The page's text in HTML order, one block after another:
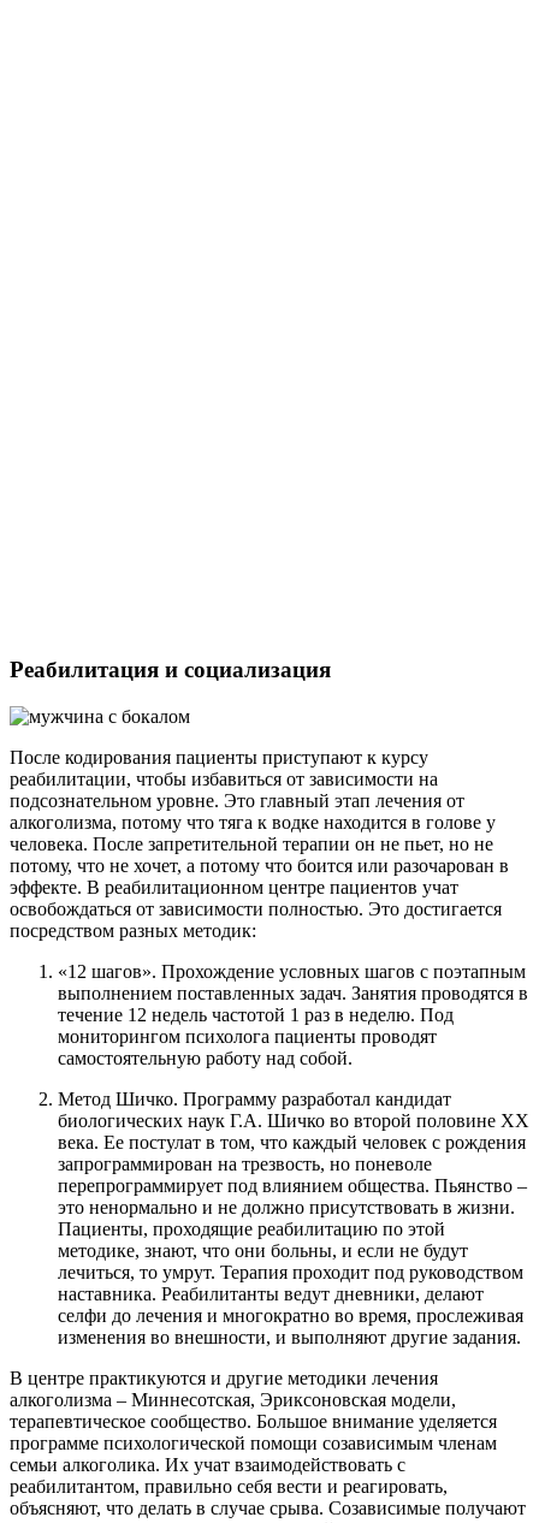
Оставьте заявку, и мы Вам перезвоним
Реабилитация и социализация
После кодирования пациенты приступают к курсу
реабилитации, чтобы избавиться от зависимости на
подсознательном уровне. Это главный этап лечения от
алкоголизма, потому что тяга к водке находится в голове у
человека. После запретительной терапии он не пьет, но не
потому, что не хочет, а потому что боится или разочарован в
эффекте. В реабилитационном центре пациентов учат
освобождаться от зависимости полностью. Это достигается
посредством разных методик:
«12 шагов». Прохождение условных шагов с поэтапным
выполнением поставленных задач. Занятия проводятся в
течение 12 недель частотой 1 раз в неделю. Под
мониторингом психолога пациенты проводят
самостоятельную работу над собой.
Метод Шичко. Программу разработал кандидат
биологических наук Г.А. Шичко во второй половине XX
века. Ее постулат в том, что каждый человек с рождения
запрограммирован на трезвость, но поневоле
перепрограммирует под влиянием общества. Пьянство –
это ненормально и не должно присутствовать в жизни.
Пациенты, проходящие реабилитацию по этой
методике, знают, что они больны, и если не будут
лечиться, то умрут. Терапия проходит под руководством
наставника. Реабилитанты ведут дневники, делают
селфи до лечения и многократно во время, прослеживая
изменения во внешности, и выполняют другие задания.
В центре практикуются и другие методики лечения
алкоголизма – Миннесотская, Эриксоновская модели,
терапевтическое сообщество. Большое внимание уделяется
программе психологической помощи созависимым членам
семьи алкоголика. Их учат взаимодействовать с
реабилитантом, правильно себя вести и реагировать,
объясняют, что делать в случае срыва. Созависимые получают